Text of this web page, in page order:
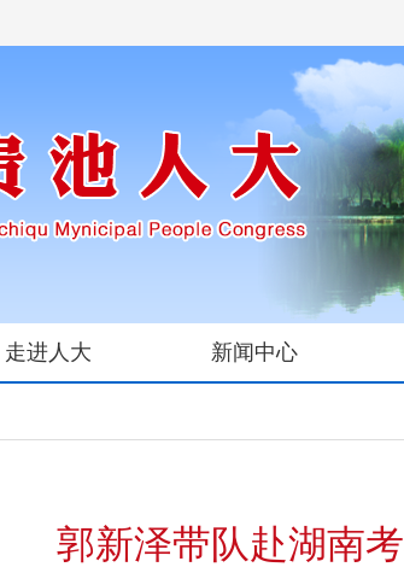
走进人大 新闻中心
郭新泽带队赴湖南